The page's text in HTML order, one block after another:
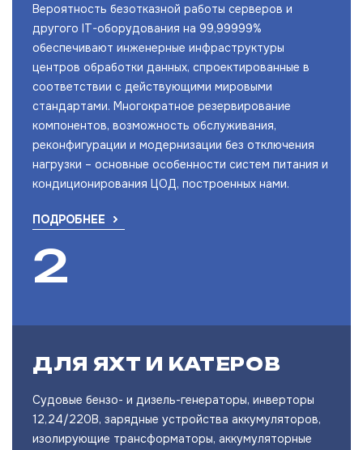
Вероятность безотказной работы серверов и
другого IT-оборудования на 99,99999%
обеспечивают инженерные инфраструктуры
центров обработки данных, спроектированные в
соответствии с действующими мировыми
стандартами. Многократное резервирование
компонентов, возможность обслуживания,
реконфигурации и модернизации без отключения
нагрузки – основные особенности систем питания и
кондиционирования ЦОД, построенных нами.
ПОДРОБНЕЕ
ДЛЯ ЯХТ И КАТЕРОВ
Судовые бензо- и дизель-генераторы, инверторы
12,24/220В, зарядные устройства аккумуляторов,
изолирующие трансформаторы, аккумуляторные